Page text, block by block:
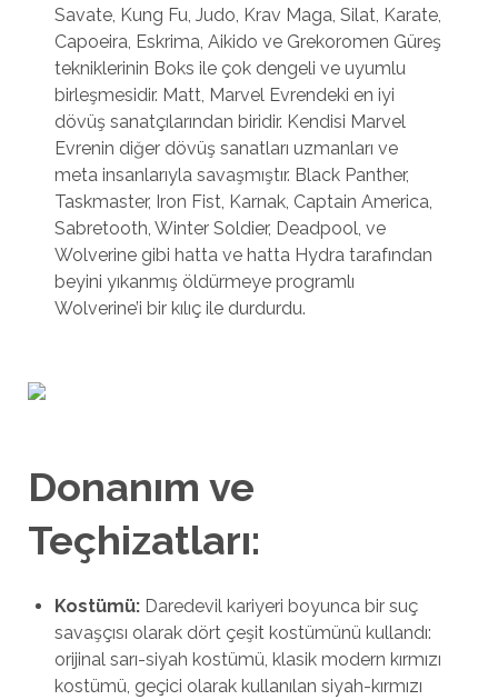
Savate, Kung Fu, Judo, Krav Maga, Silat, Karate,
Capoeira, Eskrima, Aikido ve Grekoromen Güreş
tekniklerinin Boks ile çok dengeli ve uyumlu
birleşmesidir. Matt, Marvel Evrendeki en iyi
dövüş sanatçılarından biridir. Kendisi Marvel
Evrenin diğer dövüş sanatları uzmanları ve
meta insanlarıyla savaşmıştır. Black Panther,
Taskmaster, Iron Fist, Karnak, Captain America,
Sabretooth, Winter Soldier, Deadpool, ve
Wolverine gibi hatta ve hatta Hydra tarafından
beyini yıkanmış öldürmeye programlı
Wolverine’i bir kılıç ile durdurdu.
Donanım ve
Teçhizatları:
Kostümü:Daredevil kariyeri boyunca bir suç
savaşçısı olarak dört çeşit kostümünü kullandı:
orijinal sarı-siyah kostümü, klasik modern kırmızı
kostümü, geçici olarak kullanılan siyah-kırmızı